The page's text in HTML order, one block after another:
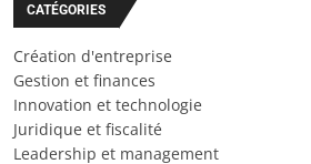
CATÉGORIES
Création d'entreprise
Gestion et finances
Innovation et technologie
Juridique et fiscalité
Leadership et management